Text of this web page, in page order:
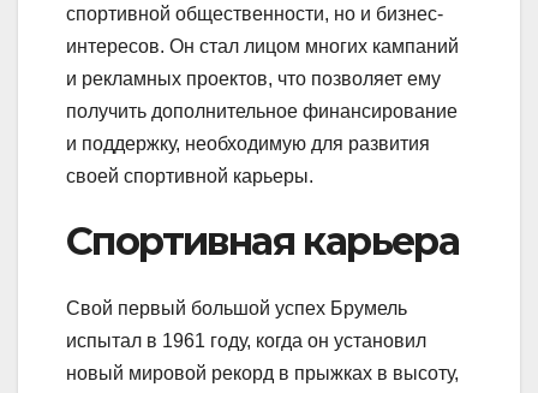
спортивной общественности, но и бизнес-
интересов. Он стал лицом многих кампаний
и рекламных проектов, что позволяет ему
получить дополнительное финансирование
и поддержку, необходимую для развития
своей спортивной карьеры.
Спортивная карьера
Свой первый большой успех Брумель
испытал в 1961 году, когда он установил
новый мировой рекорд в прыжках в высоту,